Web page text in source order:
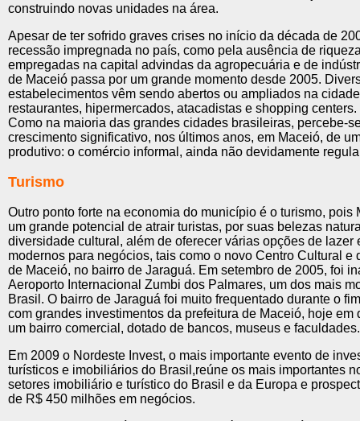
construindo novas unidades na área.
Apesar de ter sofrido graves crises no início da década de
recessão impregnada no país, como pela ausência de
empregadas na capital advindas da agropecuária e de
de Maceió passa por um grande momento desde 2005.
estabelecimentos vêm sendo abertos ou ampliados na
restaurantes, hipermercados, atacadistas e shopping centers.
Como na maioria das grandes cidades brasileiras, percebe-
crescimento significativo, nos últimos anos, em Maceió, de um
produtivo: o comércio informal, ainda não devidamente
Turismo
Outro ponto forte na economia do município é o turismo, pois
um grande potencial de atrair turistas, por suas belezas
diversidade cultural, além de oferecer várias opções de lazer
modernos para negócios, tais como o novo Centro Cultural e
de Maceió, no bairro de Jaraguá. Em setembro de 2005, foi
Aeroporto Internacional Zumbi dos Palmares, um dos mais
Brasil. O bairro de Jaraguá foi muito frequentado durante o
com grandes investimentos da prefeitura de Maceió, hoje em
um bairro comercial, dotado de bancos, museus e faculdades.
Em 2009 o Nordeste Invest, o mais importante evento de
turísticos e imobiliários do Brasil,reúne os mais importantes
setores imobiliário e turístico do Brasil e da Europa e
de R$ 450 milhões em negócios.